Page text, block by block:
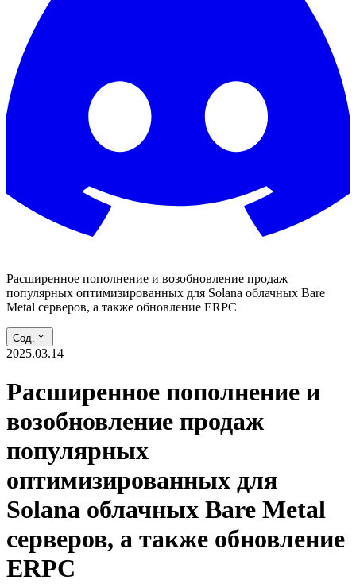
Расширенное пополнение и возобновление продаж
популярных оптимизированных для Solana облачных Bare
Metal серверов, а также обновление ERPC
Сод.
2025.03.14
Расширенное пополнение и
возобновление продаж
популярных
оптимизированных для
Solana облачных Bare Metal
серверов, а также обновление
ERPC